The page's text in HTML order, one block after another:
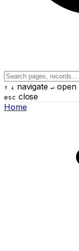
↑ ↓ navigate ↵open
esc close
Home